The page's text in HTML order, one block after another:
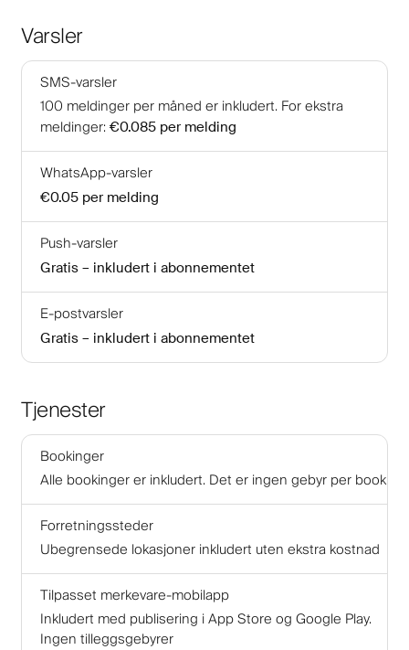
Varsler
SMS-varsler
100 meldinger per måned er inkludert. For ekstra
meldinger: €0.085 per melding
WhatsApp-varsler
€0.05 per melding
Push-varsler
Gratis – inkludert i abonnementet
E-postvarsler
Gratis – inkludert i abonnementet
Tjenester
Bookinger
Alle bookinger er inkludert. Det er ingen gebyr per booking
Forretningssteder
Ubegrensede lokasjoner inkludert uten ekstra kostnad
Tilpasset merkevare-mobilapp
Inkludert med publisering i App Store og Google Play.
Ingen tilleggsgebyrer